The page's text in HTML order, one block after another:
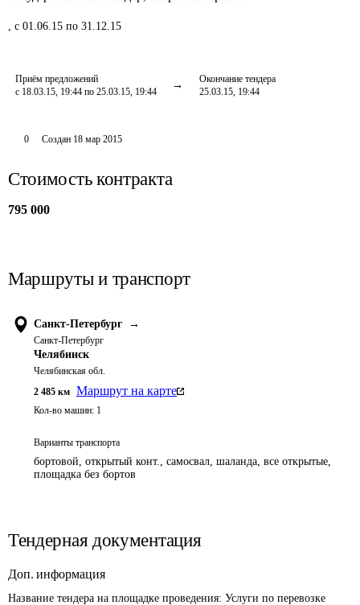
, с 01.06.15 по 31.12.15
Приём предложений
с 18.03.15, 19:44 по 25.03.15, 19:44
Окончание тендера
25.03.15, 19:44
0 Создан 18 мар 2015
Стоимость контракта
795 000
Маршруты и транспорт
Санкт-Петербург →
Санкт-Петербург
Челябинск
Челябинская обл.
2 485 км Маршрут на карте
Кол-во машин: 1
Варианты транспорта
бортовой, открытый конт., самосвал, шаланда, все открытые,
площадка без бортов
Тендерная документация
Доп. информация
Название тендера на площадке проведения: Услуги по перевозке